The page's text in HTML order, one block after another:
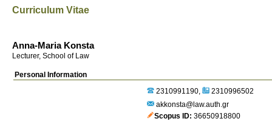
Curriculum Vitae
Anna-Maria Konsta
Lecturer, School of Law
Personal Information
2310991190
2310996502
akkonsta@law.auth.gr
Scopus ID 36650918800